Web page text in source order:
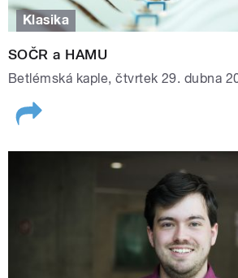
Klasika
SOČR a HAMU
Betlémská kaple, čtvrtek 29. dubna